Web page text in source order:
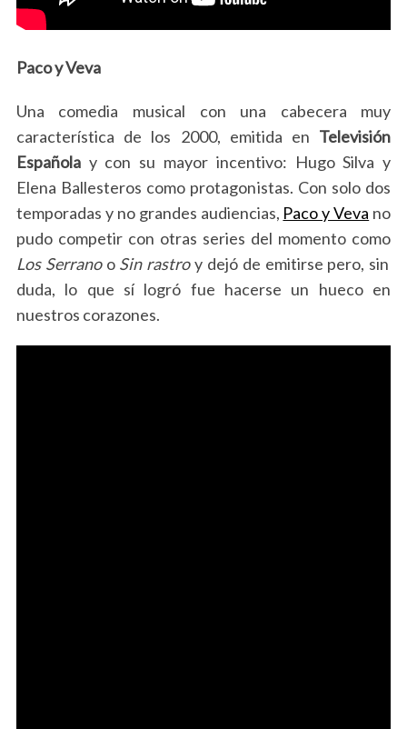
Paco y Veva
Una comedia musical con una cabecera muy
característica de los 2000, emitida en Televisión
Españolay con su mayor incentivo: Hugo Silva y
Elena Ballesteros como protagonistas. Con solo dos
temporadas y no grandes audiencias, Paco y Veva no
pudo competir con otras series del momento como
Los SerranooSin rastroy dejó de emitirse pero, sin
duda, lo que sí logró fue hacerse un hueco en
nuestros corazones.